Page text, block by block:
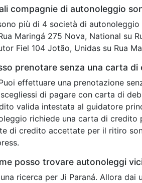
compagnie di autonoleggio
più di 4 società di
Maringá 275 Nova, National su
Fiel 104 Jotão, Unidas su Rua
prenotare senza una carta di
effettuare una prenotazione
di pagare con carta di
valida intestata al guidatore
richiede una carta di
di credito accettate per il ritiro
posso trovare autonoleggi
ricerca per Ji Paraná. Allora